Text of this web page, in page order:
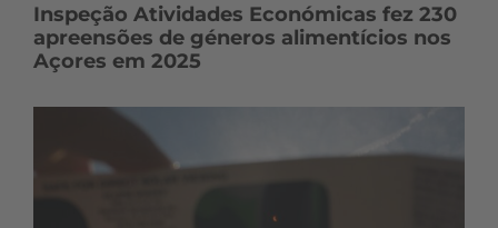
Inspeção Atividades Económicas fez 230
apreensões de géneros alimentícios nos
Açores em 2025